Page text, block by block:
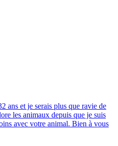
ans et je serais plus que ravie de
les animaux depuis que je suis
avec votre animal. Bien à vous